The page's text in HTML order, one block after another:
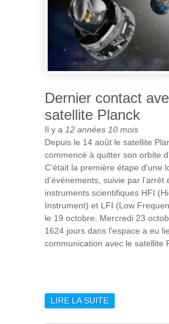
Dernier contact
satellite Planck
Il y a 12 années 10 mois
Depuis le 14 août le satellite
commencé à quitter son orbite
C'était la première étape d'une
d’événements, suivie par l’arrêt
instruments scientifiques HFI
Instrument) et LFI (Low
le 19 octobre. Mercredi 23
1624 jours dans l'espace a eu
communication avec le satellite
LIRE LA SUITEDE DERNIER